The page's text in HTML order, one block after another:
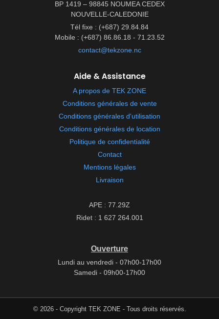
BP 1419 – 98845 NOUMEA CEDEX
NOUVELLE-CALEDONIE
Tél fixe : (+687) 29.84.84
Mobile : (+687) 86.86.18 - 71.23.52
contact@tekzone.nc
Aide & Assistance
A propos de TEK ZONE
Conditions générales de vente
Conditions générales d'utilisation
Conditions générales de location
Politique de confidentialité
Contact
Mentions légales
Livraison
APE : 77.29Z
Ridet : 1 627 264.001
Ouverture
Lundi au vendredi - 07h00-17h00
Samedi - 09h00-17h00
© 2026 - Copyright TEK ZONE - Tous droits réservés.